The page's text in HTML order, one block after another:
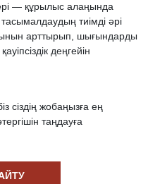
— құрылыс алаңында
тиімді әрі
арттырып, шығындарды
деңгейін
сіздің жобаңызға ең
таңдауға